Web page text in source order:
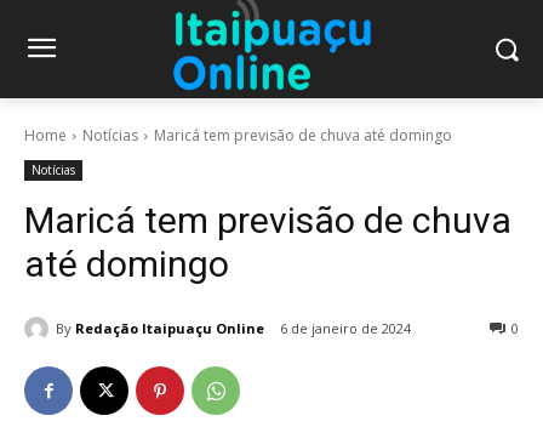
Home Notícias Maricá tem previsão de chuva até domingo
Notícias
Maricá tem previsão de chuva
até domingo
By Redação Itaipuaçu Online 6 de janeiro de 2024 0